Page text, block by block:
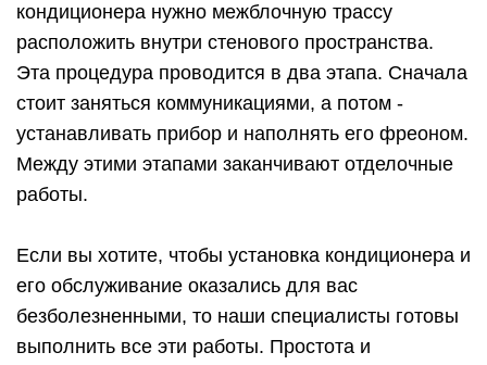
кондиционера нужно межблочную трассу
расположить внутри стенового пространства.
Эта процедура проводится в два этапа. Сначала
стоит заняться коммуникациями, а потом -
устанавливать прибор и наполнять его фреоном.
Между этими этапами заканчивают отделочные
работы.
Если вы хотите, чтобы установка кондиционера и
его обслуживание оказались для вас
безболезненными, то наши специалисты готовы
выполнить все эти работы. Простота и